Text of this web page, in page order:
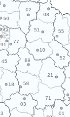
10
18
21
45
51
52
55
58
60
01
02
03
08
71
77
89
91
95